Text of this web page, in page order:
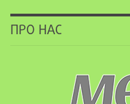
ПРО НАС